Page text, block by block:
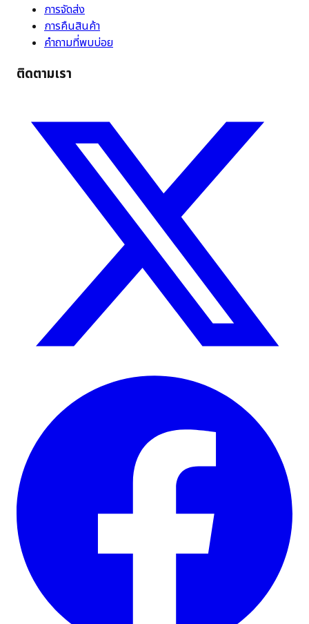
การจัดส่ง
การคืนสินค้า
คำถามที่พบบ่อย
ติดตามเรา